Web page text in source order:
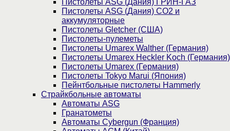
Пистолеты ASG (Дания) ГРИН-ГАЗ
Пистолеты ASG (Дания) CO2 и
аккумуляторные
Пистолеты Gletcher (США)
Пистолеты-пулеметы
Пистолеты Umarex Walther (Германия)
Пистолеты Umarex Heckler Koch (Германия)
Пистолеты Umarex (Германия)
Пистолеты Tokyo Marui (Япония)
Пейнтбольные пистолеты Hammerly
Страйкбольные автоматы
Автоматы ASG
Гранатометы
Автоматы Cybergun (Франция)